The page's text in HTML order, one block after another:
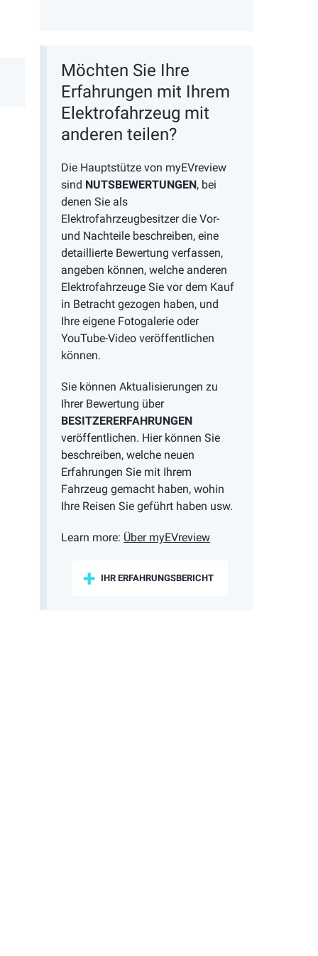
Möchten Sie Ihre
Erfahrungen mit Ihrem
Elektrofahrzeug mit
anderen teilen?
Die Hauptstütze von myEVreview
sind NUTSBEWERTUNGEN, bei
denen Sie als
Elektrofahrzeugbesitzer die Vor-
und Nachteile beschreiben, eine
detaillierte Bewertung verfassen,
angeben können, welche anderen
Elektrofahrzeuge Sie vor dem Kauf
in Betracht gezogen haben, und
Ihre eigene Fotogalerie oder
YouTube-Video veröffentlichen
können.
Sie können Aktualisierungen zu
Ihrer Bewertung über
BESITZERERFAHRUNGEN
veröffentlichen. Hier können Sie
beschreiben, welche neuen
Erfahrungen Sie mit Ihrem
Fahrzeug gemacht haben, wohin
Ihre Reisen Sie geführt haben usw.
Learn more: Über myEVreview
IHR ERFAHRUNGSBERICHT